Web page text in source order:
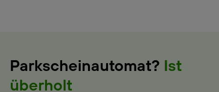
Parkscheinautomat? Ist
überholt